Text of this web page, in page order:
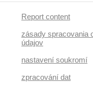
Report content
zásady spracovania
údajov
nastavení soukromí
zpracování dat